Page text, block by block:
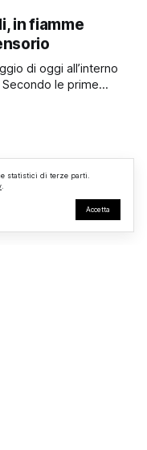
che ha
richiamando
Lazio e dalle regioni
in fiamme
di oggi all’interno
le prime
sono intervenuti
statistici di terze parti.
Accetta